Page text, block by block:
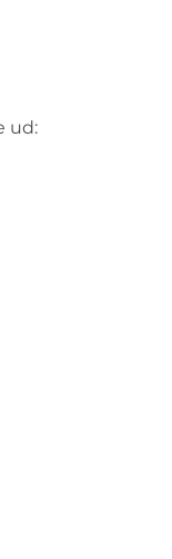
ud: